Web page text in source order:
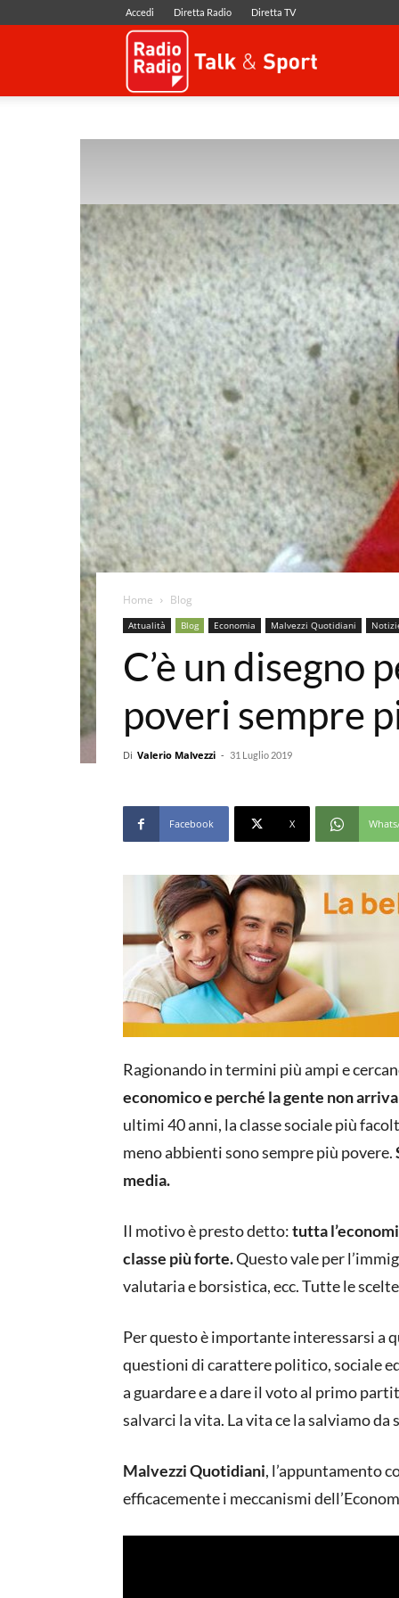
Accedi Diretta Radio Diretta TV
Home Blog
Attualità Blog Economia Malvezzi Quotidiani
C’è un disegno
poveri sempre
Di Valerio Malvezzi - 31 Luglio 2019
Facebook X
Ragionando in termini più ampi e
economico e perché la gente non
ultimi 40 anni, la classe sociale più
meno abbienti sono sempre più povere.
media.
Il motivo è presto detto:tutta
classe più forte.Questo vale per
valutaria e borsistica, ecc. Tutte le
Per questo è importante interessarsi a
questioni di carattere politico, sociale
a guardare e a dare il voto al primo
salvarci la vita. La vita ce la salviamo
Malvezzi Quotidiani, l’appuntamento
efficacemente i meccanismi